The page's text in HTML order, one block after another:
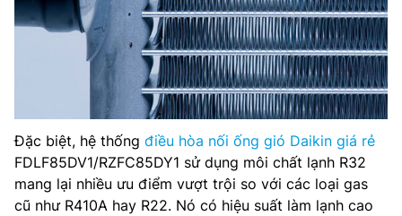
Đặc biệt, hệ thống điều hòa nối ống gió Daikin giá rẻ
FDLF85DV1/RZFC85DY1 sử dụng môi chất lạnh R32
mang lại nhiều ưu điểm vượt trội so với các loại gas
cũ như R410A hay R22. Nó có hiệu suất làm lạnh cao